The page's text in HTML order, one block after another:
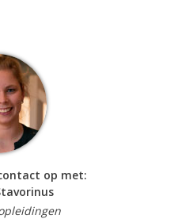
op met: